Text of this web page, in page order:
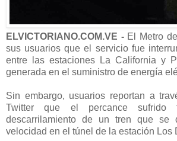
ELVICTORIANO.COM.VE -El Metro
sus usuarios que el servicio fue
entre las estaciones La California y
generada en el suministro de energía
Sin embargo, usuarios reportan a
Twitter que el percance sufrido
descarrilamiento de un tren que se
velocidad en el túnel de la estación Los